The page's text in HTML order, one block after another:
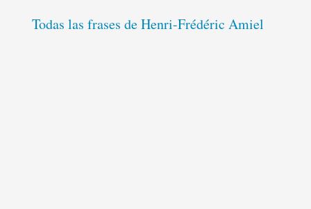
Todas las frases de Henri-Frédéric Amiel